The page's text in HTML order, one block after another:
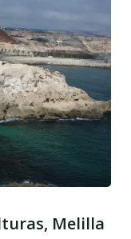
Melilla